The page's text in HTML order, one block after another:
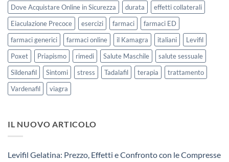
Dove Acquistare Online in Sicurezza
durata
effetti collaterali
Eiaculazione Precoce
esercizi farmaci
farmaci ED
farmaci generici
farmaci online il Kamagra italiani
Levifil
Poxet
Priapismo rimedi Salute Maschile
salute sessuale
Sildenafil
Sintomi stress Tadalafil terapia
trattamento
Vardenafil
viagra
IL NUOVO ARTICOLO
Levifil Gelatina: Prezzo, Effetti e Confronto con le Compresse